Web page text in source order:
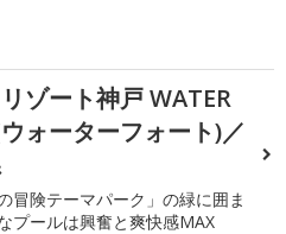
ゾート神戸 WATER
ォーターフォート)／
冒険テーマパーク」の緑に囲ま
プールは興奮と爽快感MAX